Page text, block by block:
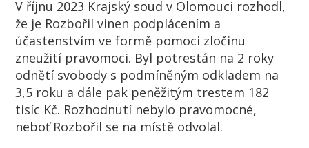
V říjnu 2023 Krajský soud v Olomouci rozhodl,
že je Rozbořil vinen podplácením a
účastenstvím ve formě pomoci zločinu
zneužití pravomoci. Byl potrestán na 2 roky
odnětí svobody s podmíněným odkladem na
3,5 roku a dále pak peněžitým trestem 182
tisíc Kč. Rozhodnutí nebylo pravomocné,
neboť Rozbořil se na místě odvolal.